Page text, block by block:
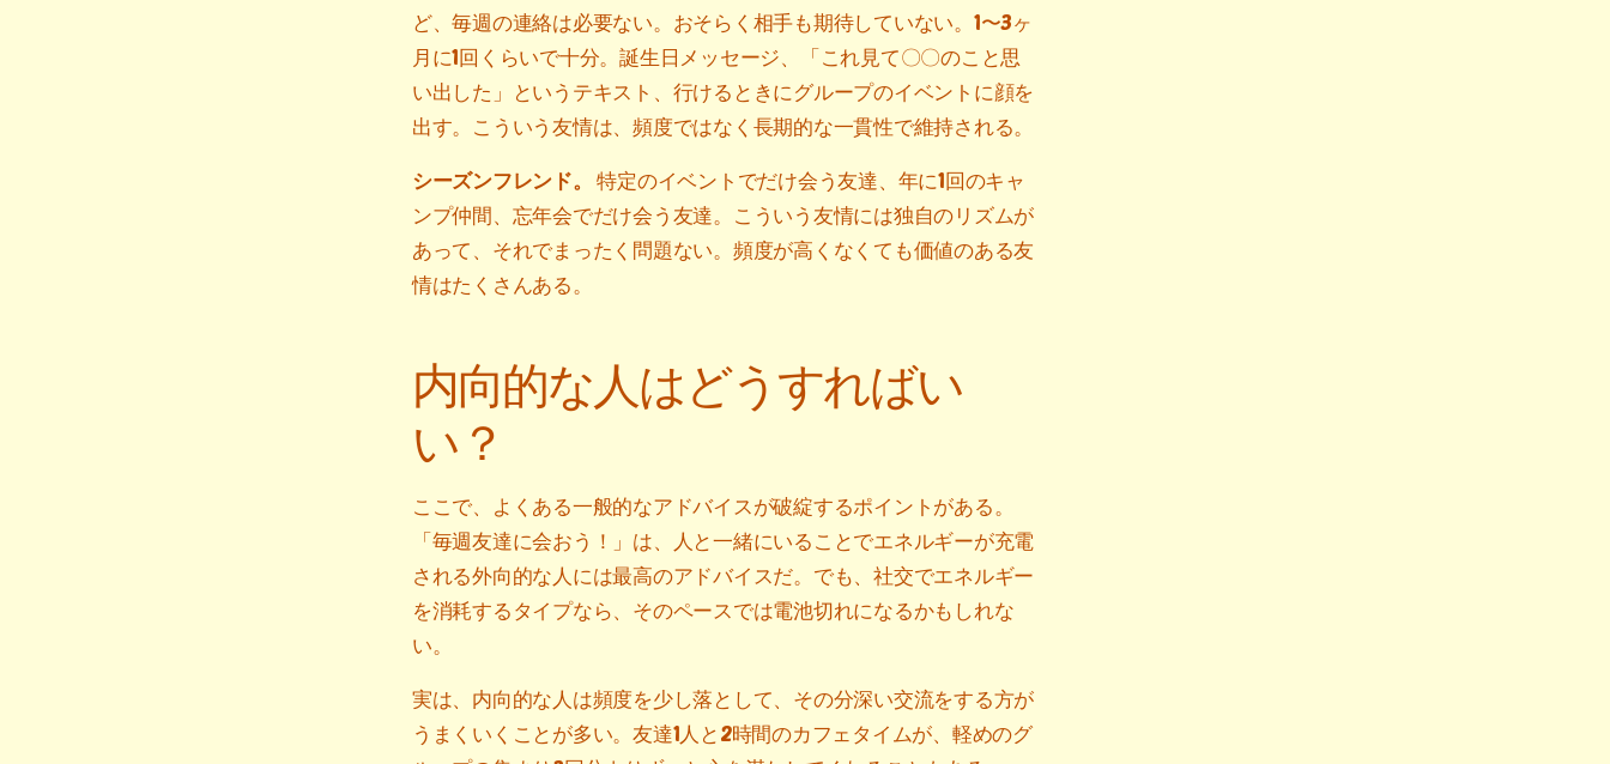
ど、毎週の連絡は必要ない。おそらく相手も期待していない。1〜3ヶ
月に1回くらいで十分。誕生日メッセージ、「これ見て〇〇のこと思
い出した」というテキスト、行けるときにグループのイベントに顔を
出す。こういう友情は、頻度ではなく長期的な一貫性で維持される。
シーズンフレンド。
特定のイベントでだけ会う友達、年に1回のキャ
ンプ仲間、忘年会でだけ会う友達。こういう友情には独自のリズムが
あって、それでまったく問題ない。頻度が高くなくても価値のある友
情はたくさんある。
内向的な人はどうすればい
い？
ここで、よくある一般的なアドバイスが破綻するポイントがある。
「毎週友達に会おう！」は、人と一緒にいることでエネルギーが充電
される外向的な人には最高のアドバイスだ。でも、社交でエネルギー
を消耗するタイプなら、そのペースでは電池切れになるかもしれな
い。
実は、内向的な人は頻度を少し落として、その分深い交流をする方が
うまくいくことが多い。友達1人と2時間のカフェタイムが、軽めのグ